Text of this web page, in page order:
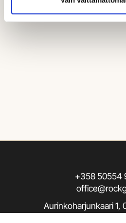
+358 50554
Aurinkoharjunkaari 1,